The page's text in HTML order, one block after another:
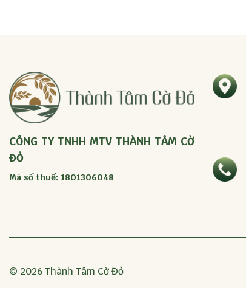
CÔNG TY TNHH MTV THÀNH TÂM CỜ
ĐỎ
Mã số thuế: 1801306048
© 2026 Thành Tâm Cờ Đỏ